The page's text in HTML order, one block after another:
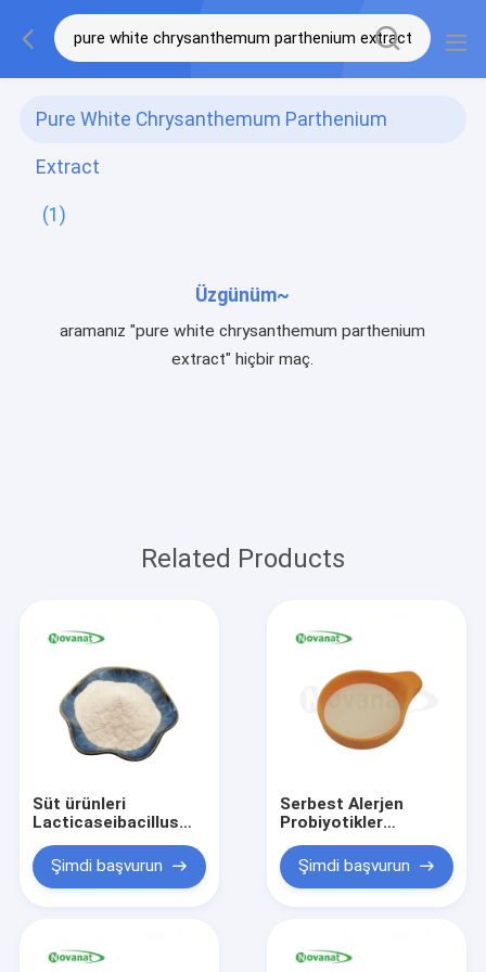
Pure White Chrysanthemum Parthenium
Extract
(1)
Üzgünüm~
aramanız "pure white chrysanthemum parthenium
extract" hiçbir maç.
Related Products
Süt ürünleri
Lacticaseibacillus
rhamnosus GG Toz /
Gluten Vegan Alerji
Bakımı / Alerjensiz
Şimdi başvurun
Serbest Alerjen
Probiyotikler
Weizmannia
Koagulanları BC09
Şimdi başvurun